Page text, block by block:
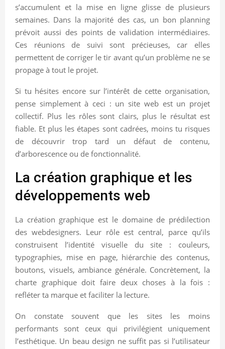
s’accumulent et la mise en ligne glisse de plusieurs
semaines. Dans la majorité des cas, un bon planning
prévoit aussi des points de validation intermédiaires.
Ces réunions de suivi sont précieuses, car elles
permettent de corriger le tir avant qu’un problème ne se
propage à tout le projet.
Si tu hésites encore sur l’intérêt de cette organisation,
pense simplement à ceci : un site web est un projet
collectif. Plus les rôles sont clairs, plus le résultat est
fiable. Et plus les étapes sont cadrées, moins tu risques
de découvrir trop tard un défaut de contenu,
d’arborescence ou de fonctionnalité.
La création graphique et les
développements web
La création graphique est le domaine de prédilection
des webdesigners. Leur rôle est central, parce qu’ils
construisent l’identité visuelle du site : couleurs,
typographies, mise en page, hiérarchie des contenus,
boutons, visuels, ambiance générale. Concrètement, la
charte graphique doit faire deux choses à la fois :
refléter ta marque et faciliter la lecture.
On constate souvent que les sites les moins
performants sont ceux qui privilégient uniquement
l’esthétique. Un beau design ne suffit pas si l’utilisateur